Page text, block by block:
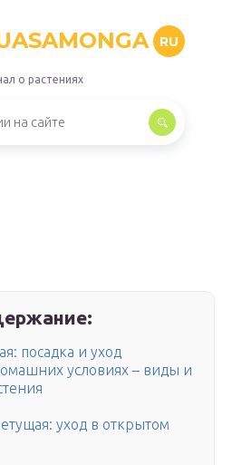
RU
о растениях
посадка и уход
условиях – виды и
уход в открытом